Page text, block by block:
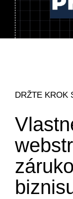
DRŽTE KROK